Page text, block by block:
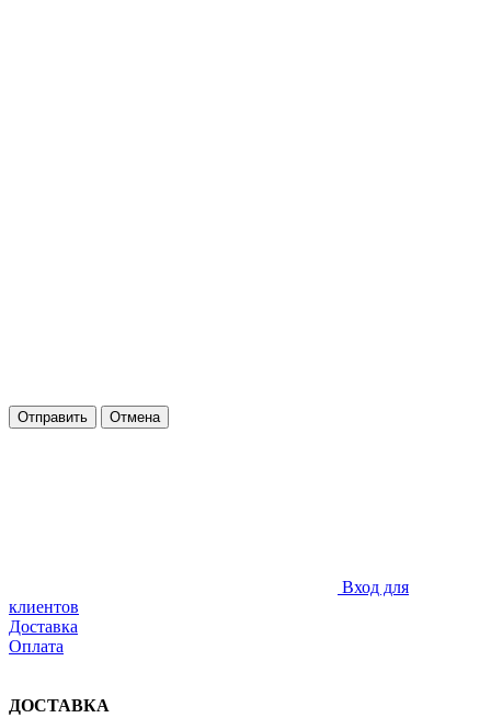
Отправить Отмена
Вход для
клиентов
Доставка
Оплата
ДОСТАВКА